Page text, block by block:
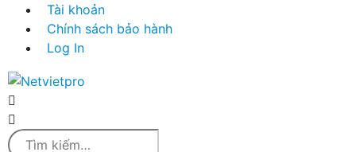
Tài khoản
Chính sách bảo hành
Log In